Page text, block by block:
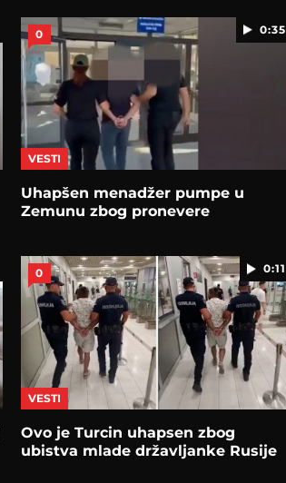
0:35
0
VESTI
Uhapšen menadžer pumpe u
Zemunu zbog pronevere
0:11
0
VESTI
Ovo je Turcin uhapsen zbog
ubistva mlade državljanke Rusije